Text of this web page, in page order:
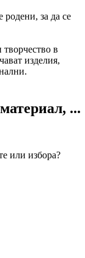
родени, за да се
в
изделия,
...
или избора?